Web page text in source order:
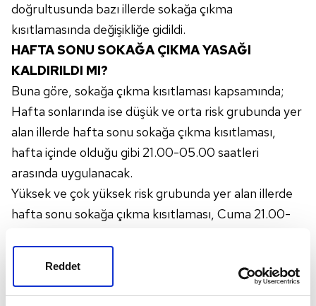
Reddet
doğrultusunda bazı illerde sokağa çıkma
kısıtlamasında değişikliğe gidildi.
HAFTA SONU SOKAĞA ÇIKMA YASAĞI
KALDIRILDI MI?
Buna göre, sokağa çıkma kısıtlaması kapsamında;
Hafta sonlarında ise düşük ve orta risk grubunda yer
alan illerde hafta sonu sokağa çıkma kısıtlaması,
hafta içinde olduğu gibi 21.00-05.00 saatleri
arasında uygulanacak.
Yüksek ve çok yüksek risk grubunda yer alan illerde
hafta sonu sokağa çıkma kısıtlaması, Cuma 21.00-
kapsayıp Pazartesi günü saat 05.00'de bitecek
şekilde uygulanacak olup bu illerde Cumartesi